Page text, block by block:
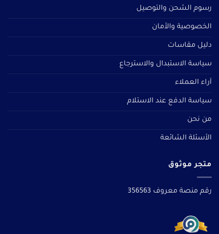
رسوم الشحن والتوصيل
الخصوصية والأمان
دليل مقاسات
سياسة الاستبدال والاسترجاع
آراء العملاء
سياسة الدفع عند الاستلام
من نحن
الأسئلة الشائعة
متجر موثوق
رقم منصة معروف 356563